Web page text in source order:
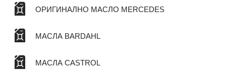
ОРИГИНАЛНО МАСЛО MERCEDES
МАСЛА BARDAHL
МАСЛА CASTROL